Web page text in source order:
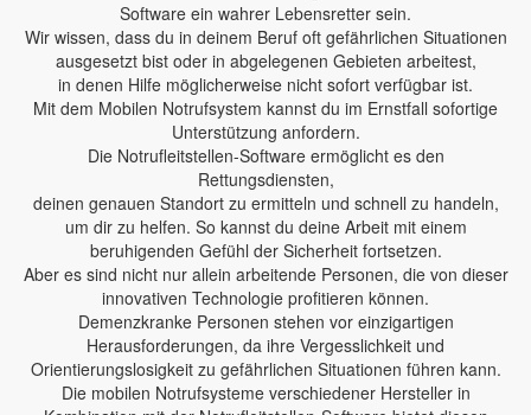
Software ein wahrer Lebensretter sein.
Wir wissen, dass du in deinem Beruf oft gefährlichen Situationen
ausgesetzt bist oder in abgelegenen Gebieten arbeitest,
in denen Hilfe möglicherweise nicht sofort verfügbar ist.
Mit dem Mobilen Notrufsystem kannst du im Ernstfall sofortige
Unterstützung anfordern.
Die Notrufleitstellen-Software ermöglicht es den
Rettungsdiensten,
deinen genauen Standort zu ermitteln und schnell zu handeln,
um dir zu helfen. So kannst du deine Arbeit mit einem
beruhigenden Gefühl der Sicherheit fortsetzen.
Aber es sind nicht nur allein arbeitende Personen, die von dieser
innovativen Technologie profitieren können.
Demenzkranke Personen stehen vor einzigartigen
Herausforderungen, da ihre Vergesslichkeit und
Orientierungslosigkeit zu gefährlichen Situationen führen kann.
Die mobilen Notrufsysteme verschiedener Hersteller in